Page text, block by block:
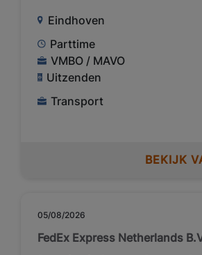
Eindhoven
Parttime
VMBO / MAVO
Uitzenden
Transport
BEKIJK
05/08/2026
FedEx Express Netherlands